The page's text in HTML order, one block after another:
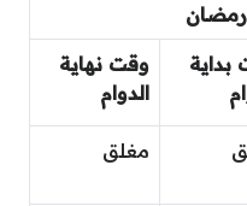
بداية
وقت نهاية
الدوام
مغلق